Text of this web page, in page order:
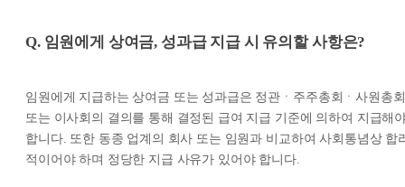
Q. 임원에게 상여금, 성과급 지급 시 유의할 사항은?
임원에게 지급하는 상여금 또는 성과급은 정관ㆍ주주총회ㆍ사원총회
또는 이사회의 결의를 통해 결정된 급여 지급 기준에 의하여 지급해
합니다. 또한 동종 업계의 회사 또는 임원과 비교하여 사회통념상 합
적이어야 하며 정당한 지급 사유가 있어야 합니다.